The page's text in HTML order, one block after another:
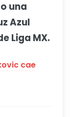
una
Azul
Liga MX.
cae